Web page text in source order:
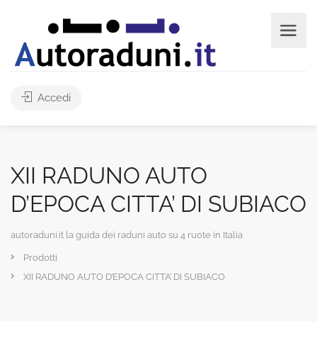
Accedi
XII RADUNO AUTO
D’EPOCA CITTA’ DI SUBIACO
autoraduni.it la guida dei raduni auto su 4 ruote in Italia
Prodotti
XII RADUNO AUTO D’EPOCA CITTA’ DI SUBIACO